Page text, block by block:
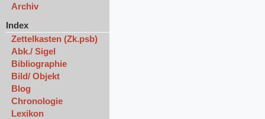
Archiv
Index
Zettelkasten (Zk.psb)
Abk./ Sigel
Bibliographie
Bild/ Objekt
Blog
Chronologie
Lexikon